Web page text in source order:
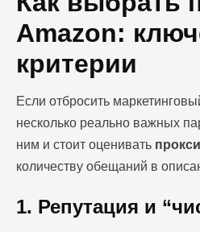
Amazon:
критерии
Если отбросить
несколько реально важных
ним и стоит оценивать
количеству обещаний в
1. Репутация и